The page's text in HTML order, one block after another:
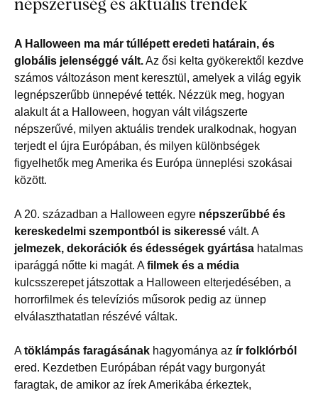
A Halloween ma már túllépett eredeti határain, és
globális jelenséggé vált.Az ősi kelta gyökerektől kezdve
számos változáson ment keresztül, amelyek a világ egyik
legnépszerűbb ünnepévé tették. Nézzük meg, hogyan
alakult át a Halloween, hogyan vált világszerte
népszerűvé, milyen aktuális trendek uralkodnak, hogyan
terjedt el újra Európában, és milyen különbségek
figyelhetők meg Amerika és Európa ünneplési szokásai
között.
A 20. században a Halloween egyre népszerűbbé és
kereskedelmi szempontból is sikeressé vált. A
jelmezek, dekorációk és édességek gyártása hatalmas
iparággá nőtte ki magát. Afilmek és a média
kulcsszerepet játszottak a Halloween elterjedésében, a
horrorfilmek és televíziós műsorok pedig az ünnep
elválaszthatatlan részévé váltak.
Atöklámpás faragásának hagyománya az ír folklórból
ered. Kezdetben Európában répát vagy burgonyát
faragtak, de amikor az írek Amerikába érkeztek,